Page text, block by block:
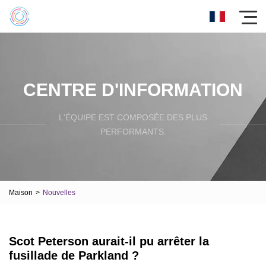
CENTRE D'INFORMATION
L'ÉQUIPE EST COMPOSÉE DES PLUS
PERFORMANTS.
Maison > Nouvelles
Scot Peterson aurait-il pu arrêter la
fusillade de Parkland ?